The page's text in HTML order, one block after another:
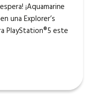
¡Aquamarine
una Explorer’s
PlayStation®5 este